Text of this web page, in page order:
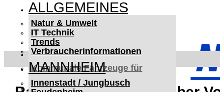
ALLGEMEINES
Natur & Umwelt
IT Technik
Trends
Verbraucherinformationen
MANNHEIM
Innenstadt / Jungbusch
< UKRAINE >
Kommunale Fahrzeuge für
Czernowitz
Nutzfahrzeuge für Czernowitz